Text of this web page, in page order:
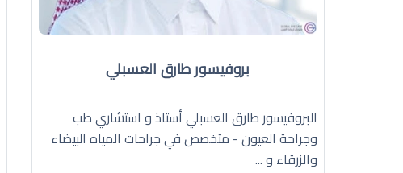
بروفيسور طارق العسبلي
البروفيسور طارق العسبلي أستاذ و استشاري طب
وجراحة العيون - متخصص في جراحات المياه البيضاء
والزرقاء و ...